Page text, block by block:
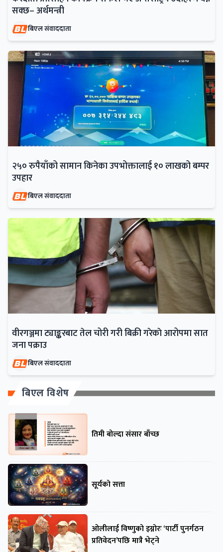
सक्छ– अर्थमन्त्री
बिएल संवाददाता
२५० रुपैयाँको सामान किनेका उपभोक्तालाई १० लाखको बम्पर
उपहार
बिएल संवाददाता
वीरगञ्जमा ट्याङ्करबाट तेल चोरी गरी बिक्री गरेकाे आरोपमा सात
जना पक्राउ
बिएल संवाददाता
बिएल विशेष
तिमी बोल्दा संसार बाँच्छ
सूर्यको सत्ता
ओलीलाई विष्णुको इग्नोरः ‘पार्टी पुनर्गठन
प्रतिवेदन’पछि मात्रै भेट्ने